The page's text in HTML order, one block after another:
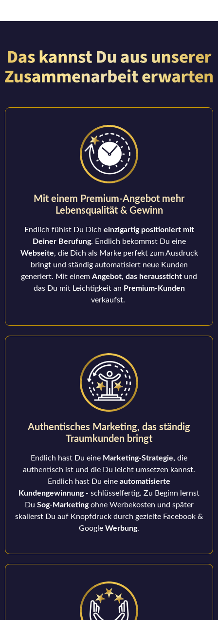
Mit einem Premium-Angebot mehr
Lebensqualität & Gewinn
Endlich fühlst Du Dich einzigartig positioniert mit
Deiner Berufung. Endlich bekommst Du eine
Webseite, die Dich als Marke perfekt zum Ausdruck
bringt und ständig automatisiert neue Kunden
generiert. Mit einem Angebot, das heraussticht und
das Du mit Leichtigkeit an Premium-Kunden
verkaufst.
Authentisches Marketing, das ständig
Traumkunden bringt
Endlich hast Du eine Marketing-Strategie, die
authentisch ist und die Du leicht umsetzen kannst.
Endlich hast Du eine automatisierte
Kundengewinnung- schlüsselfertig. Zu Beginn lernst
Du Sog-Marketingohne Werbekosten und später
skalierst Du auf Knopfdruck durch gezielte Facebook &
Google Werbung.